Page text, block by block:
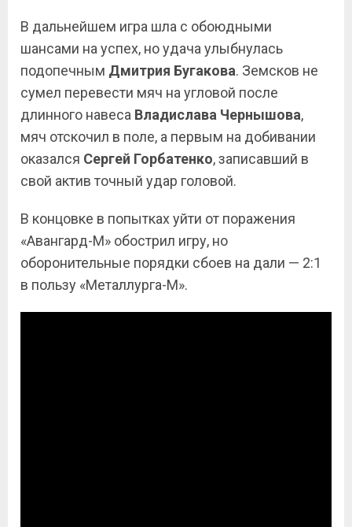
В дальнейшем игра шла с обоюдными
шансами на успех, но удача улыбнулась
подопечным Дмитрия Бугакова. Земсков не
сумел перевести мяч на угловой после
длинного навеса Владислава Чернышова,
мяч отскочил в поле, а первым на добивании
оказался Сергей Горбатенко, записавший в
свой актив точный удар головой.
В концовке в попытках уйти от поражения
«Авангард-М» обострил игру, но
оборонительные порядки сбоев на дали — 2:1
в пользу «Металлурга-М».